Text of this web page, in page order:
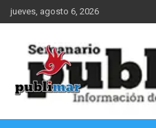
Saltar
al
jueves, agosto 6, 2026
PubliMar